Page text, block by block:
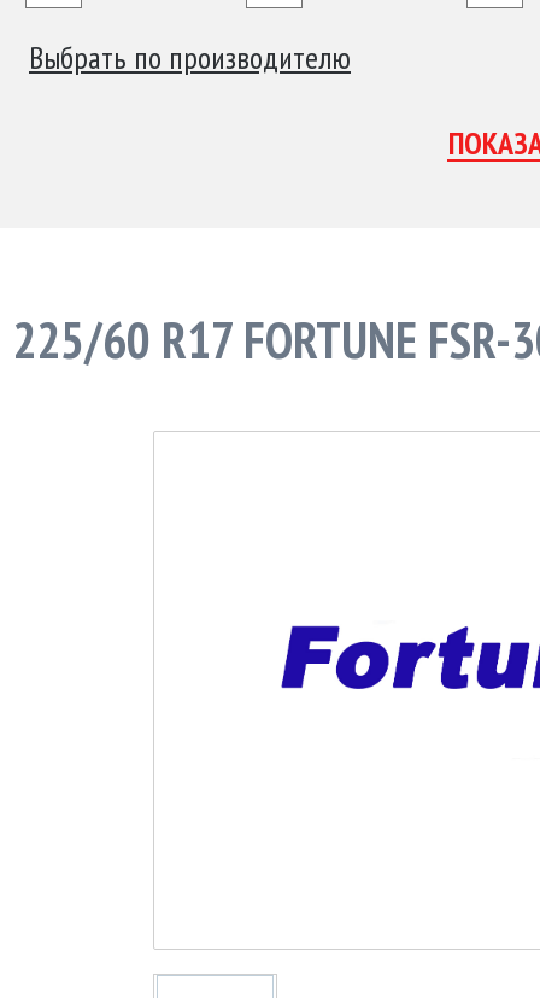
Выбрать по производителю
225/60 R17 FORTUNE FSR-